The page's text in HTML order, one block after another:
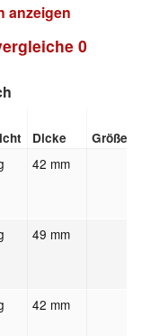
anzeigen
0
Dicke Größe
42 mm
49 mm
42 mm